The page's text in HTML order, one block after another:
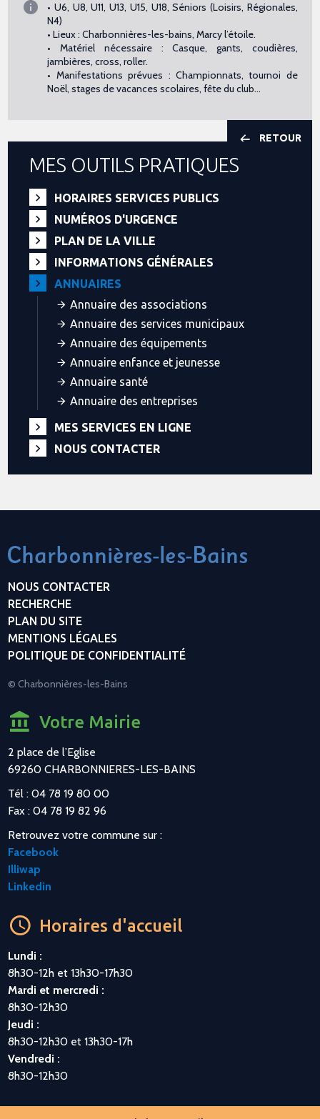
• U6, U8, U11, U13, U15, U18, Séniors (Loisirs, Régionales,
N4)
• Lieux : Charbonnières-les-bains, Marcy l’étoile.
• Matériel nécessaire : Casque, gants, coudières,
jambières, cross, roller.
• Manifestations prévues : Championnats, tournoi de
Noël, stages de vacances scolaires, fête du club...
RETOUR
MES OUTILS PRATIQUES
HORAIRES SERVICES PUBLICS
NUMÉROS D'URGENCE
PLAN DE LA VILLE
INFORMATIONS GÉNÉRALES
ANNUAIRES
Annuaire des associations
Annuaire des services municipaux
Annuaire des équipements
Annuaire enfance et jeunesse
Annuaire santé
Annuaire des entreprises
MES SERVICES EN LIGNE
NOUS CONTACTER
NOUS CONTACTER
RECHERCHE
PLAN DU SITE
MENTIONS LÉGALES
POLITIQUE DE CONFIDENTIALITÉ
© Charbonnières-les-Bains
Votre Mairie
2 place de l’Eglise
69260 CHARBONNIERES-LES-BAINS
Tél : 04 78 19 80 00
Fax : 04 78 19 82 96
Retrouvez votre commune sur :
Facebook
Illiwap
Linkedin
Horaires d'accueil
Lundi :
8h30-12h et 13h30-17h30
Mardi et mercredi :
8h30-12h30
Jeudi :
8h30-12h30 et 13h30-17h
Vendredi :
8h30-12h30